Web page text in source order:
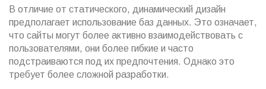
В отличие от статического, динамический дизайн
предполагает использование баз данных. Это означает,
что сайты могут более активно взаимодействовать с
пользователями, они более гибкие и часто
подстраиваются под их предпочтения. Однако это
требует более сложной разработки.